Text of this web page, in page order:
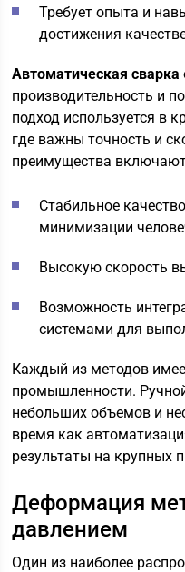
Требует опыта и
достижения
Автоматическая сварка
производительность и
подход используется в
где важны точность и
преимущества
Стабильное
минимизации
Высокую скорость
Возможность
системами для
Каждый из методов
промышленности.
небольших объемов и
время как
результаты на крупных
Деформация
давлением
Один из наиболее